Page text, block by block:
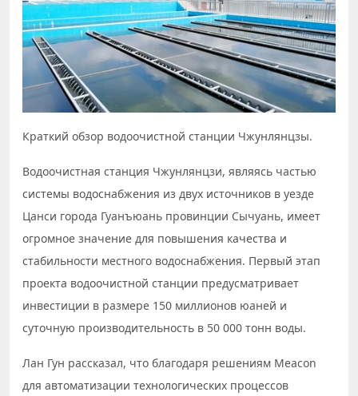
Краткий обзор водоочистной станции Чжунлянцзы.
Водоочистная станция Чжунлянцзи, являясь частью
системы водоснабжения из двух источников в уезде
Цанси города Гуанъюань провинции Сычуань, имеет
огромное значение для повышения качества и
стабильности местного водоснабжения. Первый этап
проекта водоочистной станции предусматривает
инвестиции в размере 150 миллионов юаней и
суточную производительность в 50 000 тонн воды.
Лан Гун рассказал, что благодаря решениям Meacon
для автоматизации технологических процессов